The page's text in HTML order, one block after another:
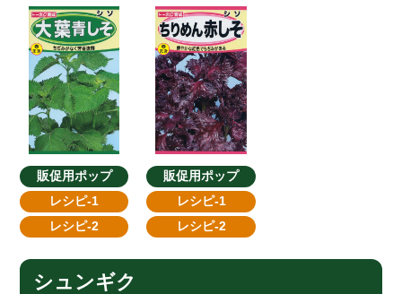
販促用ポップ
レシピ-1
レシピ-2
販促用ポップ
レシピ-1
レシピ-2
シュンギク